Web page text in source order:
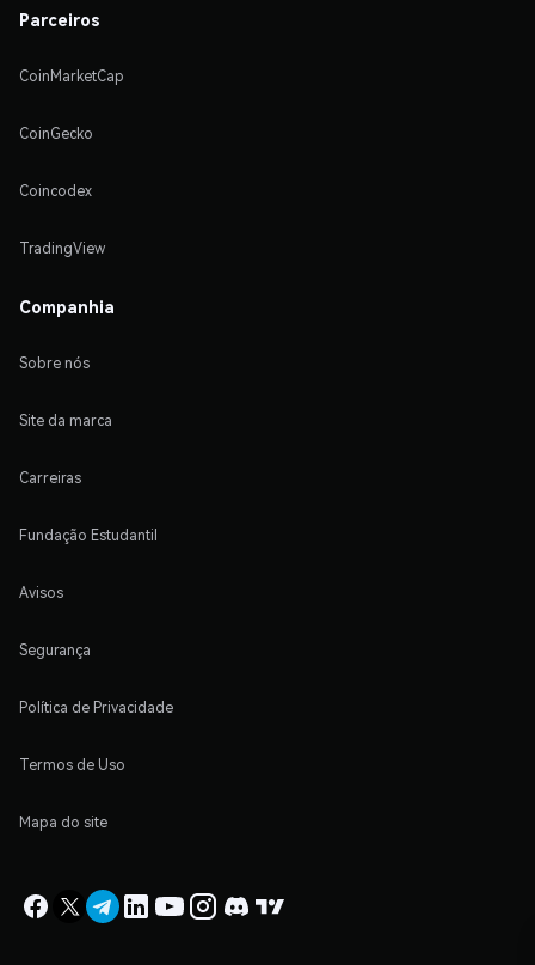
Parceiros
CoinMarketCap
CoinGecko
Coincodex
TradingView
Companhia
Sobre nós
Site da marca
Carreiras
Fundação Estudantil
Avisos
Segurança
Política de Privacidade
Termos de Uso
Mapa do site